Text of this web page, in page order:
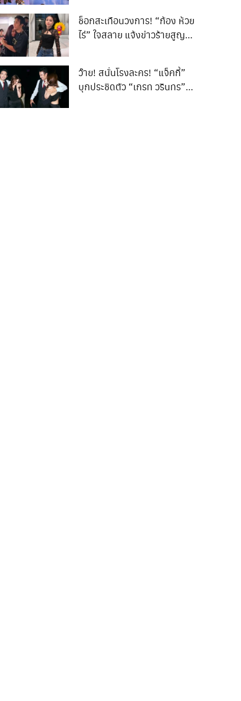
ร้อยแห่เชียร์
ช็อกสะเทือนวงการ! “ก้อง ห้วย
ไร่” ใจสลาย แจ้งข่าวร้ายสูญ
อุบัติเหตุทางรถยนต์กะทันหัน
ว๊าย! สนั่นโรงละคร! “แจ็คกี้”
บุกประชิดตัว “เกรท วรินทร”